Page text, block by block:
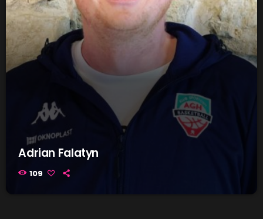
Adrian Falatyn
109